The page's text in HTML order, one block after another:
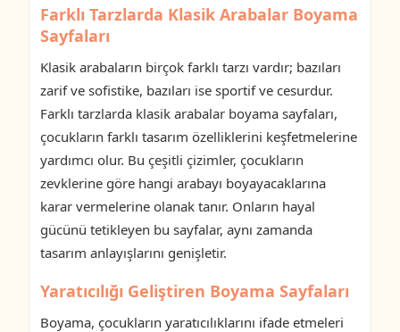
Farklı Tarzlarda Klasik Arabalar Boyama
Sayfaları
Klasik arabaların birçok farklı tarzı vardır; bazıları
zarif ve sofistike, bazıları ise sportif ve cesurdur.
Farklı tarzlarda klasik arabalar boyama sayfaları,
çocukların farklı tasarım özelliklerini keşfetmelerine
yardımcı olur. Bu çeşitli çizimler, çocukların
zevklerine göre hangi arabayı boyayacaklarına
karar vermelerine olanak tanır. Onların hayal
gücünü tetikleyen bu sayfalar, aynı zamanda
tasarım anlayışlarını genişletir.
Yaratıcılığı Geliştiren Boyama Sayfaları
Boyama, çocukların yaratıcılıklarını ifade etmeleri